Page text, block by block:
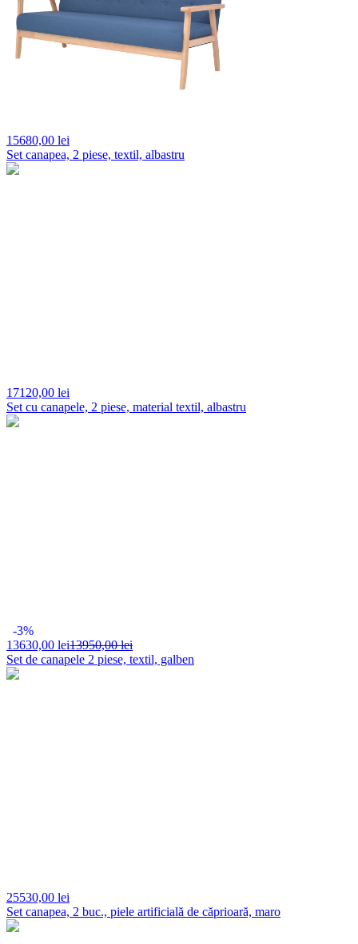
15680,00 lei
Set canapea, 2 piese, textil, albastru
17120,00 lei
Set cu canapele, 2 piese, material textil, albastru
-3%
13630,00 lei13950,00 lei
Set de canapele 2 piese, textil, galben
25530,00 lei
Set canapea, 2 buc., piele artificială de căprioară, maro